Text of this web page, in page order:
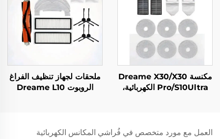
مكنسة Dreame X30/X30
Pro/S10Ultra الكهربائية،
ملحقات لجهاز تنظيف الفراغ
الروبوت Dreame L10
وحقيبة غبار
العمل مع مورد متخصص في فُراشي المكانس الكهربائية